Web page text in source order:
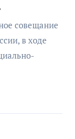
совещание
в ходе